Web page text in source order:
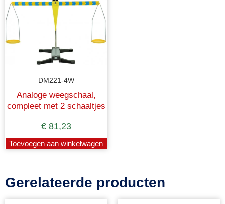
DM221-4W
Analoge weegschaal,
compleet met 2 schaaltjes
€ 81,23
Toevoegen aan winkelwagen
Gerelateerde producten